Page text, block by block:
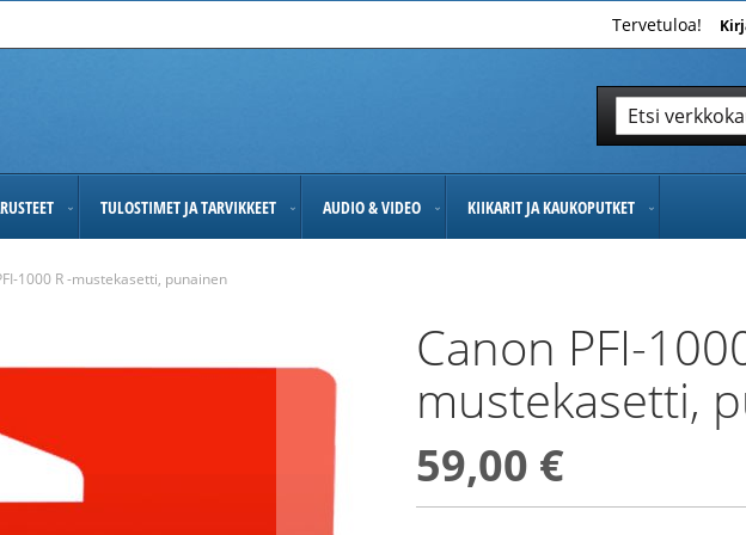
Tervetuloa!
Hae
TULOSTIMET JA TARVIKKEET AUDIO & VIDEO KIIKARIT JA KAUKOPUTKET
1000 R -mustekasetti, punainen
Canon PFI-
mustekasetti,
59,00 €